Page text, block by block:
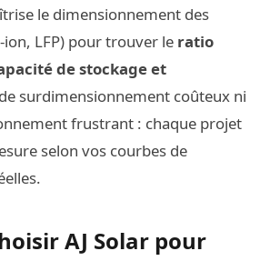
le dimensionnement des
LFP) pour trouver le ratio
de stockage et
surdimensionnement coûteux ni
frustrant : chaque projet
selon vos courbes de
AJ Solar pour